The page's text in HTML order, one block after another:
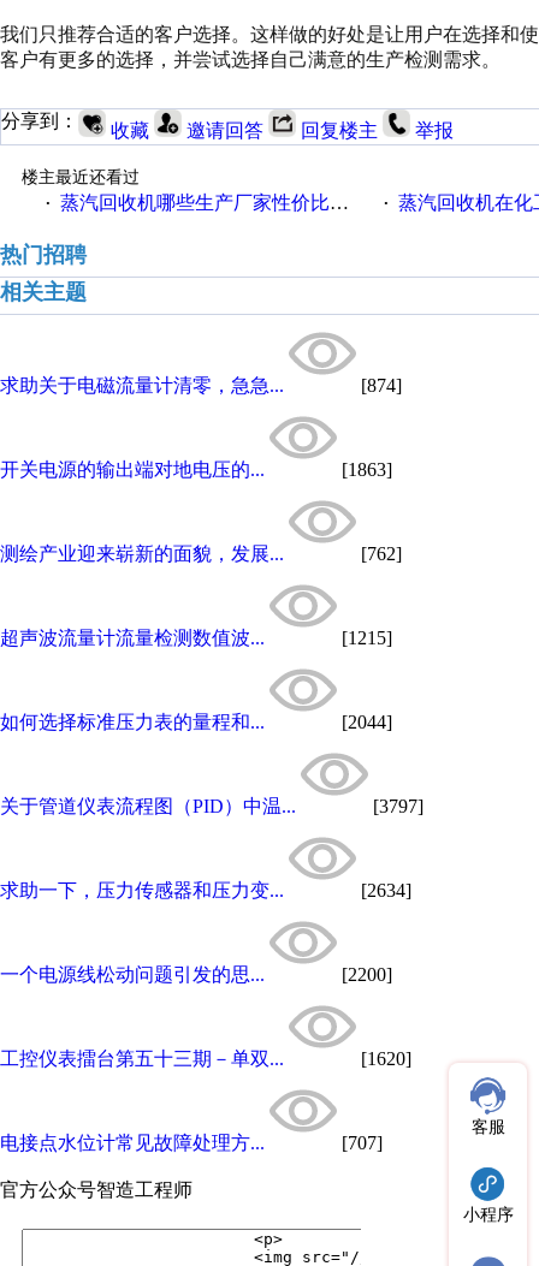
我们只推荐合适的客户选择。这样做的好处是让用户在选择和
客户有更多的选择，并尝试选择自己满意的生产检测需求。
分享到： 收藏 邀请回答 回复楼主 举报
楼主最近还看过
· 蒸汽回收机哪些生产厂家性价比高一些 · 蒸汽回收机在化
热门招聘
相关主题
求助关于电磁流量计清零，急急... [874]
开关电源的输出端对地电压的... [1863]
测绘产业迎来崭新的面貌，发展... [762]
超声波流量计流量检测数值波... [1215]
如何选择标准压力表的量程和... [2044]
关于管道仪表流程图（PID）中温... [3797]
求助一下，压力传感器和压力变... [2634]
一个电源线松动问题引发的思... [2200]
工控仪表擂台第五十三期－单双... [1620]
电接点水位计常见故障处理方... [707]
官方公众号智造工程师
客服
小程序